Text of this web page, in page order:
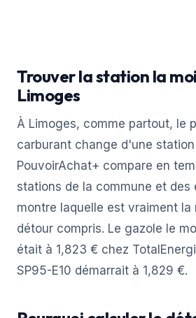
Trouver la station la
Limoges
À Limoges, comme partout, le
carburant change d'une
PouvoirAchat+ compare en
stations de la commune et des
montre laquelle est vraiment
détour compris. Le gazole le
était à 1,823 € chez
SP95-E10 démarrait à 1,829 €.